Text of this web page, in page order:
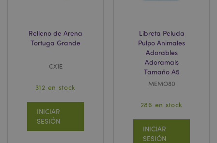
Relleno de Arena
Tortuga Grande
CX1E
312 en stock
INICIAR
SESIÓN
Libreta Peluda
Pulpo Animales
Adorables
Adoramals
Tamaño A5
MEMO80
286 en stock
INICIAR
SESIÓN
Adobe Inc.
www.puckator.es
invalidation
Adobe Inc.
www.puckator.es
Política de privacidad de